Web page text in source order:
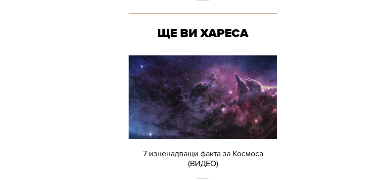
ЩЕ ВИ ХАРЕСА
7 изненадващи факта за Космоса
(ВИДЕО)